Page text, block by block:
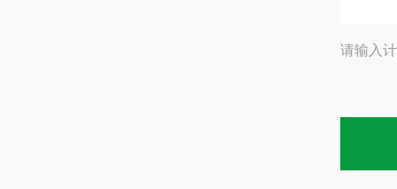
请输入